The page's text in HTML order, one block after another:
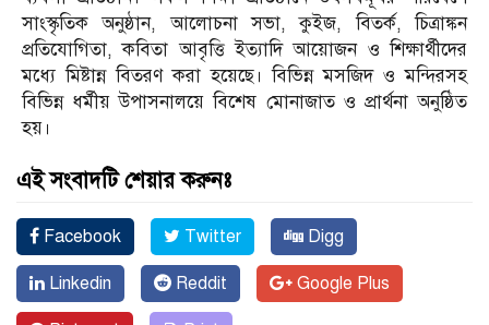
সাংস্কৃতিক অনুষ্ঠান, আলোচনা সভা, কুইজ, বিতর্ক, চিত্রাঙ্কন
প্রতিযোগিতা, কবিতা আবৃত্তি ইত্যাদি আয়োজন ও শিক্ষার্থীদের
মধ্যে মিষ্টান্ন বিতরণ করা হয়েছে। বিভিন্ন মসজিদ ও মন্দিরসহ
বিভিন্ন ধর্মীয় উপাসনালয়ে বিশেষ মোনাজাত ও প্রার্থনা অনুষ্ঠিত
হয়।
এই সংবাদটি শেয়ার করুনঃ
Facebook Twitter Digg
Linkedin Reddit Google Plus